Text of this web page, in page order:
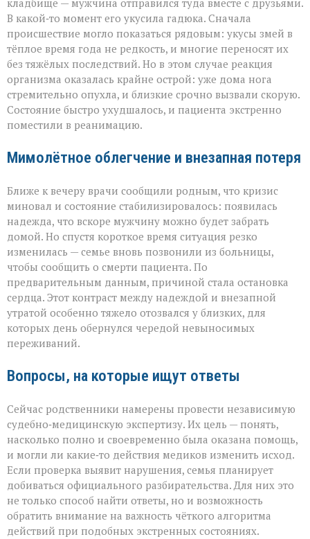
кладбище — мужчина отправился туда вместе с друзьями.
В какой‑то момент его укусила гадюка. Сначала
происшествие могло показаться рядовым: укусы змей в
тёплое время года не редкость, и многие переносят их
без тяжёлых последствий. Но в этом случае реакция
организма оказалась крайне острой: уже дома нога
стремительно опухла, и близкие срочно вызвали скорую.
Состояние быстро ухудшалось, и пациента экстренно
поместили в реанимацию.
Мимолётное облегчение и внезапная потеря
Ближе к вечеру врачи сообщили родным, что кризис
миновал и состояние стабилизировалось: появилась
надежда, что вскоре мужчину можно будет забрать
домой. Но спустя короткое время ситуация резко
изменилась — семье вновь позвонили из больницы,
чтобы сообщить о смерти пациента. По
предварительным данным, причиной стала остановка
сердца. Этот контраст между надеждой и внезапной
утратой особенно тяжело отозвался у близких, для
которых день обернулся чередой невыносимых
переживаний.
Вопросы, на которые ищут ответы
Сейчас родственники намерены провести независимую
судебно‑медицинскую экспертизу. Их цель — понять,
насколько полно и своевременно была оказана помощь,
и могли ли какие‑то действия медиков изменить исход.
Если проверка выявит нарушения, семья планирует
добиваться официального разбирательства. Для них это
не только способ найти ответы, но и возможность
обратить внимание на важность чёткого алгоритма
действий при подобных экстренных состояниях.